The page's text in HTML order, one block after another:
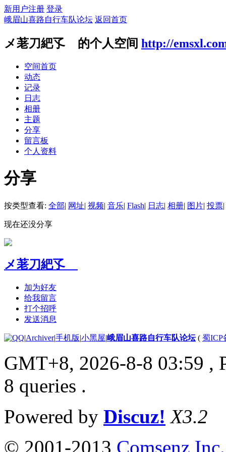
新用户注册 登录
峨眉山喜路自行车队论坛 返回首页
メ荖刀紦孓ゞ的个人空间 http://
空间首页
动态
记录
日志
相册
主题
分享
留言板
个人资料
分享
按类型查看: 全部| 网址| 视频| 音乐| Flash| 日志| 相册| 图片| 投票|
现在还没分享
メ荖刀紦孓ゞ
加为好友
给我留言
打个招呼
发送消息
|Archiver|手机版|小黑屋|峨眉山喜路自行车队论坛( 蜀ICP
GMT+8, 2026-8-8 03:59 ,
8 queries .
Powered by Discuz! X3.2
© 2001-2013 Comsenz Inc.